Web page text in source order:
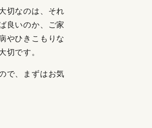
切なのは、それ
良いのか、ご家
やひきこもりな
切です。
で、まずはお気